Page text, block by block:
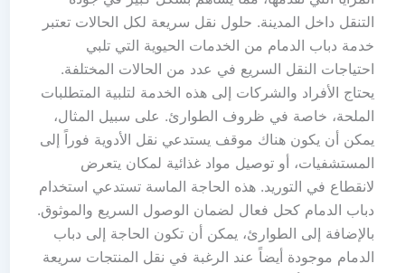
التنقل داخل المدينة. حلول نقل سريعة لكل الحالات تعتبر
خدمة دباب الدمام من الخدمات الحيوية التي تلبي
احتياجات النقل السريع في عدد من الحالات المختلفة.
يحتاج الأفراد والشركات إلى هذه الخدمة لتلبية المتطلبات
الملحة، خاصة في ظروف الطوارئ. على سبيل المثال،
يمكن أن يكون هناك موقف يستدعي نقل الأدوية فوراً إلى
المستشفيات، أو توصيل مواد غذائية لمكان يتعرض
لانقطاع في التوريد. هذه الحاجة الماسة تستدعي استخدام
دباب الدمام كحل فعال لضمان الوصول السريع والموثوق.
بالإضافة إلى الطوارئ، يمكن أن تكون الحاجة إلى دباب
الدمام موجودة أيضاً عند الرغبة في نقل المنتجات سريعة